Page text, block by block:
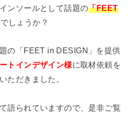
ンソールとして話題の「FEET
しょうか？
の「 FEET in DESIGN 」を提供
トインデザイン様に取材依頼を
ただきました。
語られていますので、是非ご覧